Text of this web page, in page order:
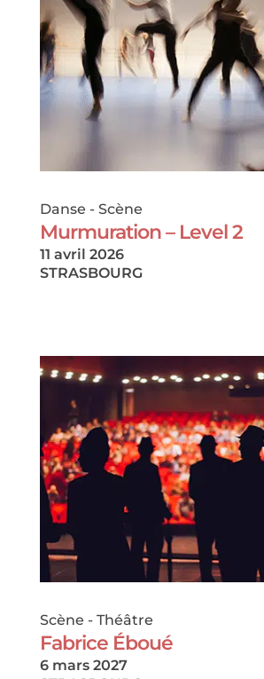
Danse - Scène
Murmuration – Level 2
11 avril 2026
STRASBOURG
Scène - Théâtre
Fabrice Éboué
6 mars 2027